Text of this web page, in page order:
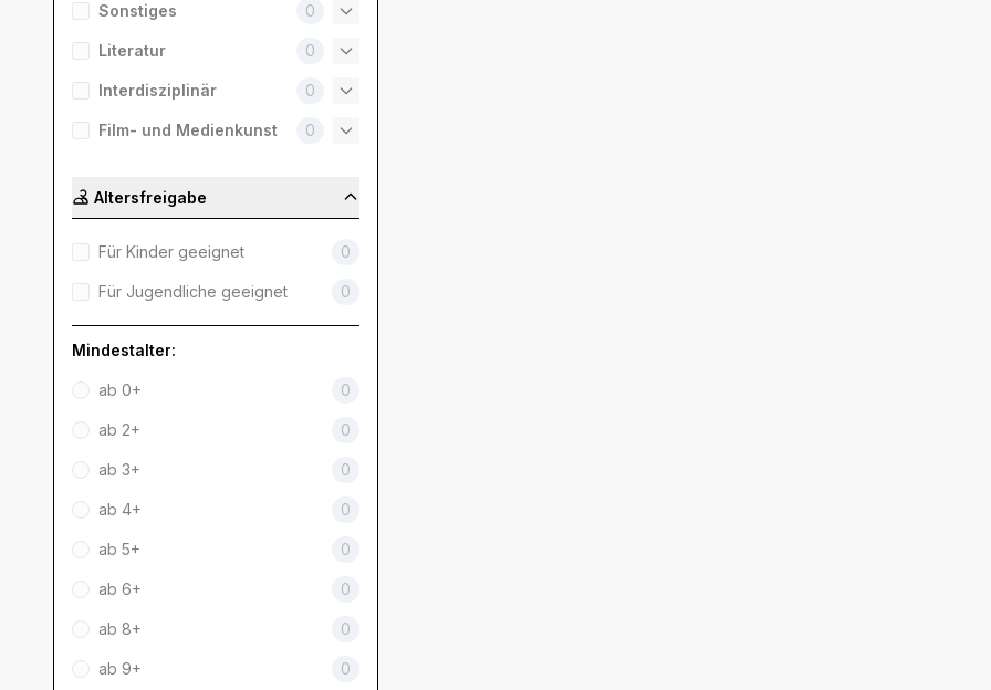
Sonstiges 0
Literatur 0
Interdisziplinär 0
Film- und Medienkunst 0
Altersfreigabe
Für Kinder geeignet 0
Für Jugendliche geeignet 0
Mindestalter:
ab 0+ 0
ab 2+ 0
ab 3+ 0
ab 4+ 0
ab 5+ 0
ab 6+ 0
ab 8+ 0
ab 9+ 0